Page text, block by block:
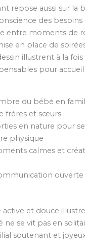
repose aussi sur la
des
entre moments de
en place de
illustrent à la
pour
du bébé en
frères et sœurs
en nature pour
physique
calmes et
ouverte
active et douce
ne se vit pas en
soutenant et